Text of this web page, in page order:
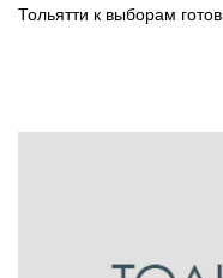
Тольятти к выборам готов